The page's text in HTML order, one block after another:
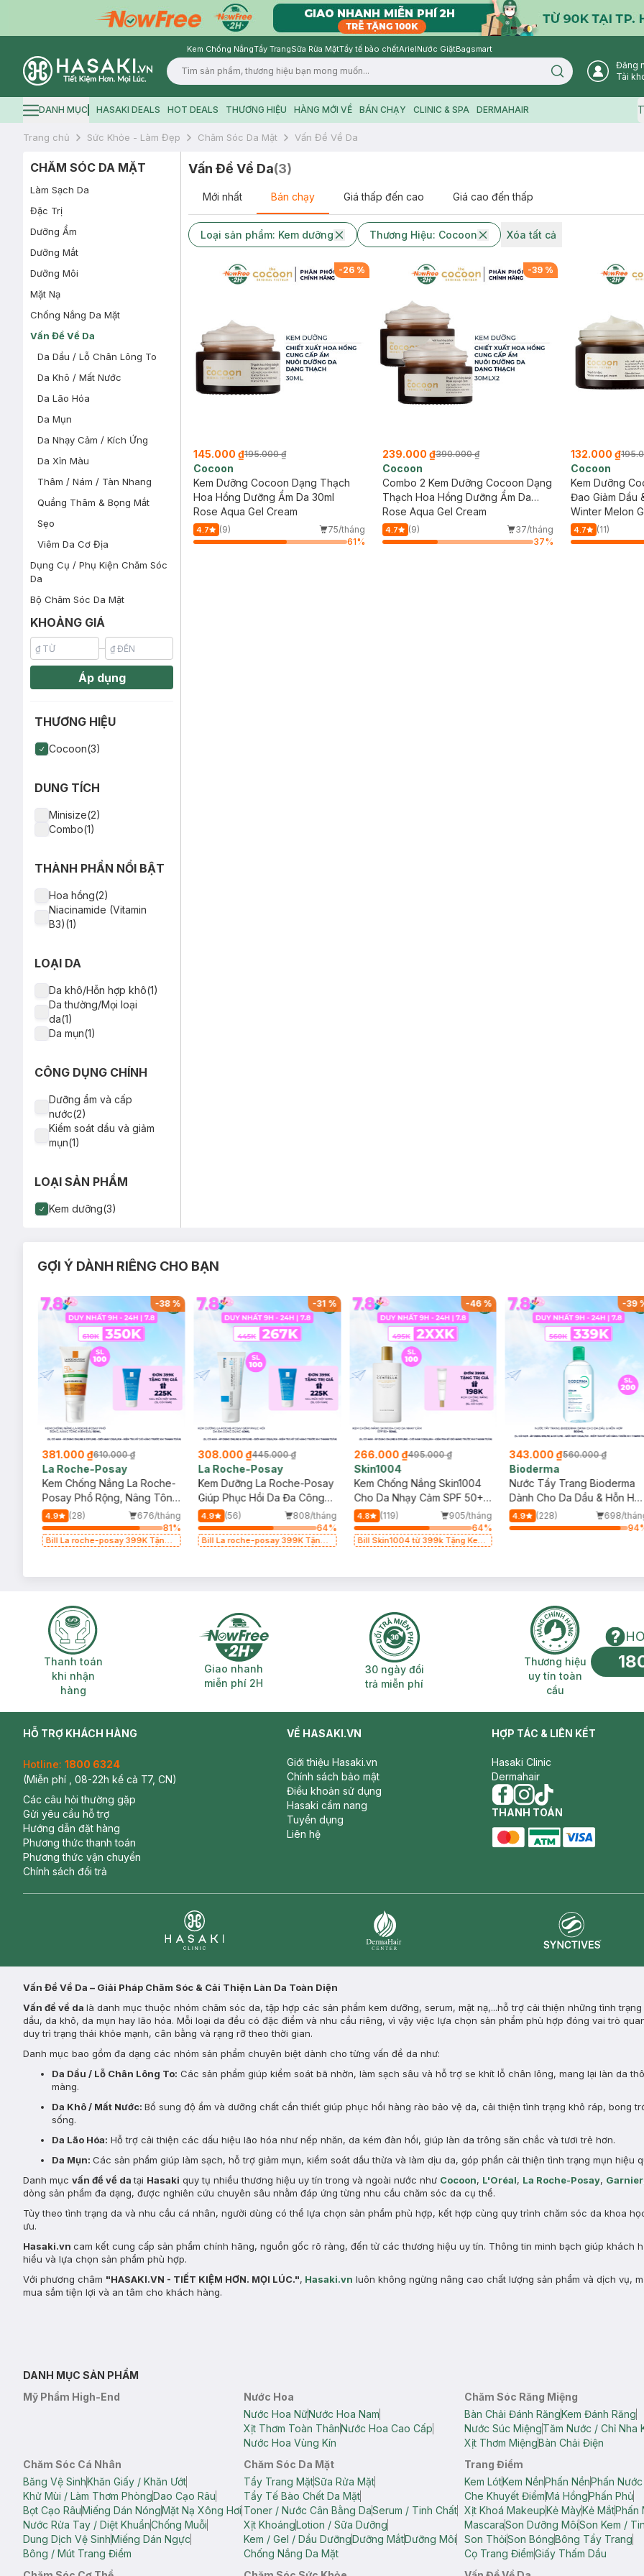
Kem Chống NắngTẩy TrangSữa Rửa MặtTẩy tế bào chếtArielNước GiặtBagsmart
Logo
Search icon
Đăng
Tài
Hamburger icon
DANH MỤC HASAKI DEALS HOT DEALS THƯƠNG HIỆU HÀNG MỚI VỀ BÁN CHẠY CLINIC & SPA DERMAHAIR
Trang chủ Sức Khỏe - Làm Đẹp Chăm Sóc Da Mặt Vấn Đề Về Da
CHĂM SÓC DA MẶT
Làm Sạch Da
Đặc Trị
Dưỡng Ẩm
Dưỡng Mắt
Dưỡng Môi
Mặt Nạ
Chống Nắng Da Mặt
Vấn Đề Về Da
Da Dầu / Lỗ Chân Lông To
Da Khô / Mất Nước
Da Lão Hóa
Da Mụn
Da Nhạy Cảm / Kích Ứng
Da Xỉn Màu
Thâm / Nám / Tàn Nhang
Quầng Thâm & Bọng Mắt
Sẹo
Viêm Da Cơ Địa
Dụng Cụ / Phụ Kiện Chăm Sóc
Da
Bộ Chăm Sóc Da Mặt
KHOẢNG GIÁ
Áp dụng
THƯƠNG HIỆU
Cocoon(3)
DUNG TÍCH
Minisize(2)
Combo(1)
THÀNH PHẦN NỔI BẬT
Hoa hồng(2)
Niacinamide (Vitamin
B3)(1)
LOẠI DA
Da khô/Hỗn hợp khô(1)
Da thường/Mọi loại
da(1)
Da mụn(1)
CÔNG DỤNG CHÍNH
Dưỡng ẩm và cấp
nước(2)
Kiểm soát dầu và giảm
mụn(1)
LOẠI SẢN PHẨM
Kem dưỡng(3)
Vấn Đề Về Da(3)
Mới nhất Bán chạy Giá thấp đến cao Giá cao đến thấp
Loại sản phẩm: Kem dưỡng Thương Hiệu: Cocoon Xóa tất cả
-26%
145.000 ₫195.000 ₫
Cocoon
Kem Dưỡng Cocoon Dạng Thạch
Hoa Hồng Dưỡng Ẩm Da 30ml
Rose Aqua Gel Cream
4.7 (9)
75/tháng
61%
-39 %
239.000 ₫390.000 ₫
Cocoon
Combo 2 Kem Dưỡng Cocoon Dạng
Thạch Hoa Hồng Dưỡng Ẩm Da
30ml
Rose Aqua Gel Cream
4.7 (9)
37/tháng
37%
132.000 ₫
Cocoon
Kem Dưỡng
Đao Giảm Dầu
Winter Melon
4.7 (11)
GỢI Ý DÀNH RIÊNG CHO BẠN
-38%
381.000 ₫610.000 ₫
La Roche-Posay
Kem Chống Nắng La Roche-
Posay Phổ Rộng, Nâng Tông
Kiềm Dầu 50ml
4.9 (28)
676/tháng
81%
Bill La roche-posay 399K Tặng
-31 %
308.000 ₫445.000 ₫
La Roche-Posay
Kem Dưỡng La Roche-Posay
Giúp Phục Hồi Da Đa Công
Dụng 40ml
4.9 (56)
808/tháng
64%
Bill La roche-posay 399K Tặng
-46%
266.000 ₫495.000 ₫
Skin1004
Kem Chống Nắng Skin1004
Cho Da Nhạy Cảm SPF 50+
50ml
4.8 (119)
905/tháng
64%
Bill Skin1004 từ 399k Tặng Kem
-39
343.000 ₫560.000 ₫
Bioderma
Nước Tẩy Trang Bioderma
Dành Cho Da Dầu & Hỗn Hợp
500ml
4.9 (228)
698/
94
Thanh toán khi nhận hàng
Thanh toán
khi nhận
hàng
Giao nhanh miễn phí 2H
Giao nhanh
miễn phí 2H
30 ngày đổi trả miễn phí
30 ngày đổi
trả miễn phí
Thương hiệu uy
Thương hiệu
uy tín toàn
cầu
HỖ TRỢ KHÁCH HÀNG
Hotline: 1800 6324
(Miễn phí , 08-22h kể cả T7, CN)
Các câu hỏi thường gặp
Gửi yêu cầu hỗ trợ
Hướng dẫn đặt hàng
Phương thức thanh toán
Phương thức vận chuyển
Chính sách đổi trả
VỀ HASAKI.VN
Giới thiệu Hasaki.vn
Chính sách bảo mật
Điều khoản sử dụng
Hasaki cẩm nang
Tuyển dụng
Liên hệ
HỢP TÁC & LIÊN KẾT
Hasaki Clinic
Dermahair
facebook
instagram
tiktok
THANH TOÁN
Vấn Đề Về Da – Giải Pháp Chăm Sóc & Cải Thiện Làn Da Toàn Diện
Vấn đề về da là danh mục thuộc nhóm chăm sóc da, tập hợp các sản phẩm kem dưỡng, serum, mặt nạ,...hỗ trợ cải thiện những tình
dầu, da khô, da mụn hay lão hóa. Mỗi loại da đều có đặc điểm và nhu cầu riêng, vì vậy việc lựa chọn sản phẩm phù hợp đóng vai trò
duy trì trạng thái khỏe mạnh, cân bằng và rạng rỡ theo thời gian.
Danh mục bao gồm đa dạng các nhóm sản phẩm chuyên biệt dành cho từng vấn đề da như:
Da Dầu / Lỗ Chân Lông To: Các sản phẩm giúp kiểm soát bã nhờn, làm sạch sâu và hỗ trợ se khít lỗ chân lông, mang lại làn da
màng.
Da Khô / Mất Nước: Bổ sung độ ẩm và dưỡng chất cần thiết giúp phục hồi hàng rào bảo vệ da, cải thiện tình trạng khô ráp, bong
sống.
Da Lão Hóa: Hỗ trợ cải thiện các dấu hiệu lão hóa như nếp nhăn, da kém đàn hồi, giúp làn da trông săn chắc và tươi trẻ hơn.
Da Mụn: Các sản phẩm giúp làm sạch, hỗ trợ giảm mụn, kiểm soát dầu thừa và làm dịu da, góp phần cải thiện tình trạng mụn hiệu
Danh mục vấn đề về datại Hasaki quy tụ nhiều thương hiệu uy tín trong và ngoài nước như Cocoon, L'Oréal, La Roche-Posay, Garnier
dòng sản phẩm đa dạng, được nghiên cứu chuyên sâu nhằm đáp ứng từng nhu cầu chăm sóc da cụ thể.
Tùy theo tình trạng da và nhu cầu cá nhân, người dùng có thể lựa chọn sản phẩm phù hợp, kết hợp cùng quy trình chăm sóc da khoa
ưu.
Hasaki.vn cam kết cung cấp sản phẩm chính hãng, nguồn gốc rõ ràng, đến từ các thương hiệu uy tín. Thông tin minh bạch giúp khách
hiểu và lựa chọn sản phẩm phù hợp.
Với phương châm "HASAKI.VN - TIẾT KIỆM HƠN. MỌI LÚC.", Hasaki.vn luôn không ngừng nâng cao chất lượng sản phẩm và dịch vụ,
mua sắm tiện lợi và an tâm cho khách hàng.
DANH MỤC SẢN PHẨM
Mỹ Phẩm High-End
Nước Hoa
Nước Hoa NữNước Hoa Nam
Xịt Thơm Toàn ThânNước Hoa Cao Cấp
Nước Hoa Vùng Kín
Chăm Sóc Răng Miệng
Bàn Chải Đánh RăngKem Đánh Răng
Nước Súc MiệngTăm Nước / Chỉ Nha
Xịt Thơm MiệngBàn Chải Điện
Chăm Sóc Cá Nhân
Băng Vệ SinhKhăn Giấy / Khăn Ướt
Khử Mùi / Làm Thơm PhòngDao Cạo Râu
Bọt Cạo RâuMiếng Dán NóngMặt Nạ Xông Hơi
Nước Rửa Tay / Diệt KhuẩnChống Muỗi
Dung Dịch Vệ SinhMiếng Dán Ngực
Bông / Mút Trang Điểm
Chăm Sóc Da Mặt
Tẩy Trang MặtSữa Rửa Mặt
Tẩy Tế Bào Chết Da Mặt
Toner / Nước Cân Bằng DaSerum / Tinh Chất
Xịt KhoángLotion / Sữa Dưỡng
Kem / Gel / Dầu DưỡngDưỡng MắtDưỡng Môi
Chống Nắng Da Mặt
Trang Điểm
Kem LótKem NềnPhấn NềnPhấn
Che Khuyết ĐiểmMá HồngPhấn Phủ
Xịt Khoá MakeupKẻ MàyKẻ MắtPhấn
MascaraSon Dưỡng MôiSon Kem /
Son ThỏiSon BóngBông Tẩy Trang
Cọ Trang ĐiểmGiấy Thấm Dầu